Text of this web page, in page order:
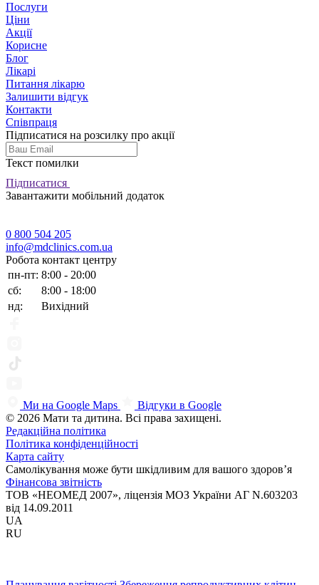
Послуги
Ціни
Акції
Корисне
Блог
Лікарі
Питання лікарю
Залишити відгук
Контакти
Співпраця
Підписатися на розсилку про акції
Текст помилки
Підписатися
Завантажити мобільний додаток
0 800 504 205
info@mdclinics.com.ua
Робота контакт центру
пн-пт: 8:00 - 20:00
сб:
8:00 - 18:00
нд:
Вихідний
Ми на Google Maps
Відгуки в Google
© 2026 Мати та дитина. Всі права захищені.
Редакційна політика
Політика конфіденційності
Карта сайту
Самолікування може бути шкідливим для вашого здоров’я
Фінансова звітність
ТОВ «НЕОМЕД 2007», ліцензія МОЗ України АГ N.603203
від 14.09.2011
UA
RU